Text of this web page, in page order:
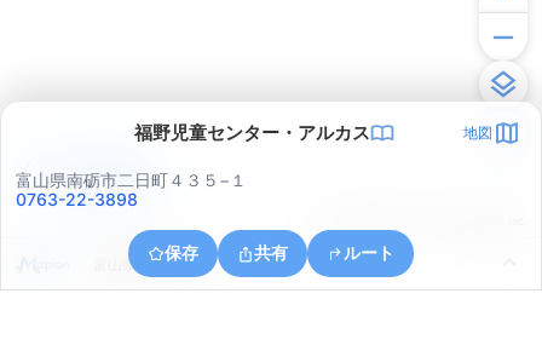
福野児童センター・アルカス 地図
富山県南砺市二日町４３５−１
0763-22-3898
保存 共有 ルート
富山県南砺市野尻
アプリで見る